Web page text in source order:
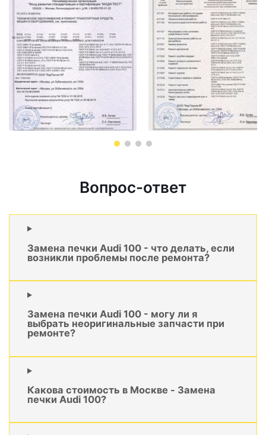
Вопрос-ответ
Замена печки Audi 100 - что делать, если
возникли проблемы после ремонта?
Замена печки Audi 100 - могу ли я
выбрать неоригинальные запчасти при
ремонте?
Какова стоимость в Москве - Замена
печки Audi 100?